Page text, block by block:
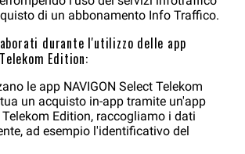
di un abbonamento Info Traffico.
durante l'utilizzo delle app
Edition:
le app NAVIGON Select Telekom
un acquisto in-app tramite un'app
Telekom Edition, raccogliamo i dati
ad esempio l'identificativo del